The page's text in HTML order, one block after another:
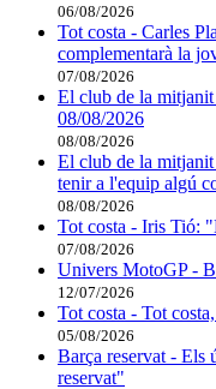
06/08/2026
Tot costa - Carles
complementarà la
07/08/2026
El club de la
08/08/2026
08/08/2026
El club de la
tenir a l'equip algú
08/08/2026
Tot costa - Iris Tió:
07/08/2026
Univers MotoGP -
12/07/2026
Tot costa - Tot
05/08/2026
Barça reservat - Els
reservat"